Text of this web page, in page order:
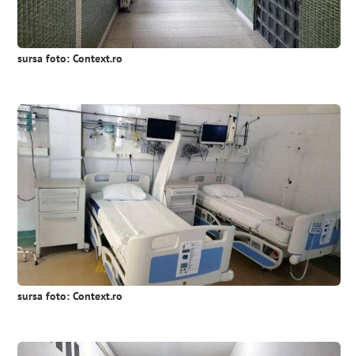
sursa foto: Context.ro
sursa foto: Context.ro